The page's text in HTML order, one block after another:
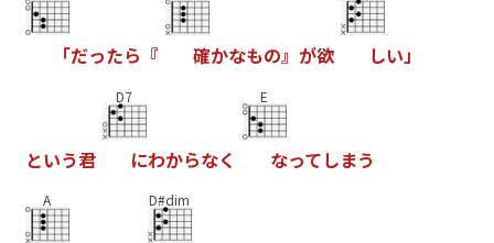
「だったら 『 確かなもの』 が欲 しい」
という君
D7
にわからなく
E
なってしまう
A D#dim